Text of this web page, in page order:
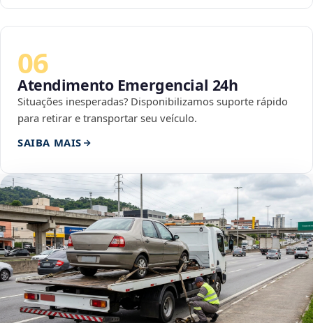
06
Atendimento Emergencial 24h
Situações inesperadas? Disponibilizamos suporte rápido
para retirar e transportar seu veículo.
SAIBA MAIS